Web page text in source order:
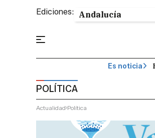
Ediciones:
Es noticia
POLÍTICA
Actualidad Política